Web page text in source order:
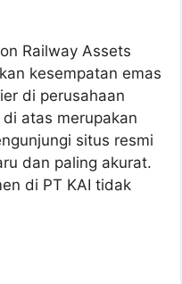
Railway Assets
kesempatan emas
di perusahaan
atas merupakan
situs resmi
dan paling akurat.
di PT KAI tidak